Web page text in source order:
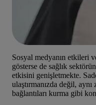
Sosyal medyanın etkileri
gösterse de sağlık
etkisini genişletmekte.
ulaştırmanızda değil,
bağlantıları kurma gibi